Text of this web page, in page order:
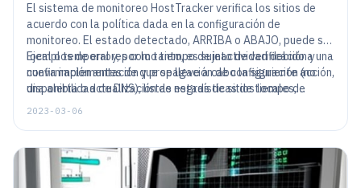
El sistema de monitoreo HostTracker verifica los sitios de
acuerdo con la política dada en la configuración de
monitoreo. El estado detectado, ARRIBA o ABAJO, puede ser
local o temporal y, por lo tanto, es sujeto de verificación y
confirmación antes de que se lleve a cabo la siguiente acción,
una alerta o actualización de estadísticas de tiempo de
actividad.
Ejemplos de errores como tiempo de inactividad debido a una
nueva implementación y propagación de configuración (no
disponibilidad de DNS), listas negras de sitios locales,
entorno incompatible de verificación de tecnologías de
2023-03-06